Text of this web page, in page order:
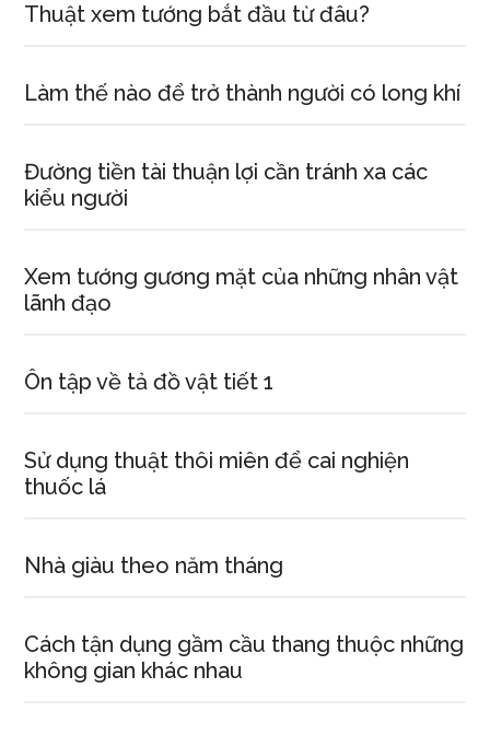
Thuật xem tướng bắt đầu từ đâu?
Làm thế nào để trở thành người có long khí
Đường tiền tài thuận lợi cần tránh xa các
kiểu người
Xem tướng gương mặt của những nhân vật
lãnh đạo
Ôn tập về tả đồ vật tiết 1
Sử dụng thuật thôi miên để cai nghiện
thuốc lá
Nhà giàu theo năm tháng
Cách tận dụng gầm cầu thang thuộc những
không gian khác nhau